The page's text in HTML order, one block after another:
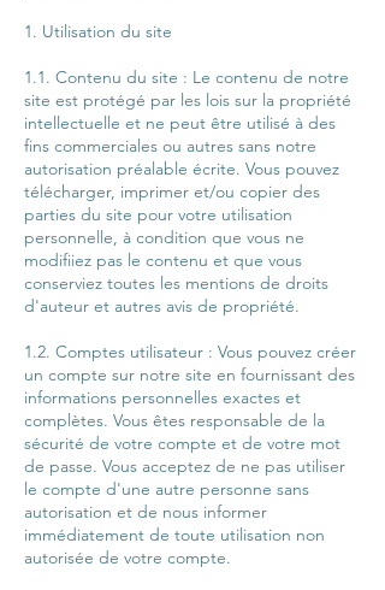
1. Utilisation du site
1.1. Contenu du site : Le contenu de notre
site est protégé par les lois sur la propriété
intellectuelle et ne peut être utilisé à des
fins commerciales ou autres sans notre
autorisation préalable écrite. Vous pouvez
télécharger, imprimer et/ou copier des
parties du site pour votre utilisation
personnelle, à condition que vous ne
modifiiez pas le contenu et que vous
conserviez toutes les mentions de droits
d'auteur et autres avis de propriété.
1.2. Comptes utilisateur : Vous pouvez créer
un compte sur notre site en fournissant des
informations personnelles exactes et
complètes. Vous êtes responsable de la
sécurité de votre compte et de votre mot
de passe. Vous acceptez de ne pas utiliser
le compte d'une autre personne sans
autorisation et de nous informer
immédiatement de toute utilisation non
autorisée de votre compte.